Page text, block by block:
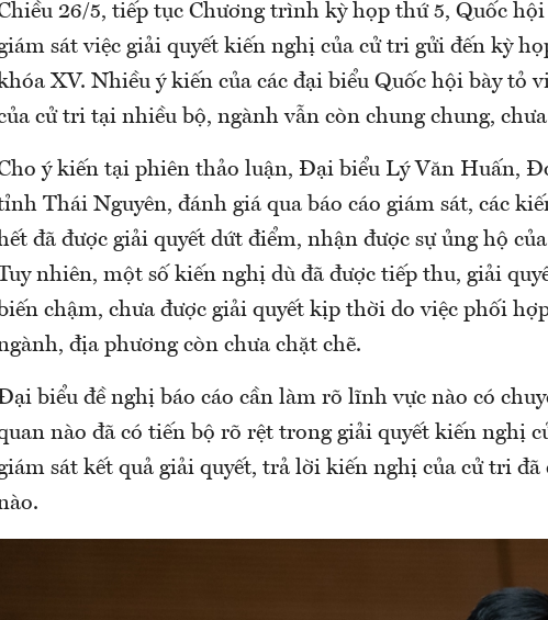
26/5, tiếp tục Chương trình kỳ họp thứ 5, Quốc
sát việc giải quyết kiến nghị của cử tri gửi đến kỳ
XV. Nhiều ý kiến của các đại biểu Quốc hội bày tỏ
cử tri tại nhiều bộ, ngành vẫn còn chung chung,
ý kiến tại phiên thảo luận, Đại biểu Lý Văn Huấn,
Thái Nguyên, đánh giá qua báo cáo giám sát, các
đã được giải quyết dứt điểm, nhận được sự ủng hộ
nhiên, một số kiến nghị dù đã được tiếp thu, giải
chậm, chưa được giải quyết kịp thời do việc phối
địa phương còn chưa chặt chẽ.
biểu đề nghị báo cáo cần làm rõ lĩnh vực nào có
nào đã có tiến bộ rõ rệt trong giải quyết kiến nghị
sát kết quả giải quyết, trả lời kiến nghị của cử tri đã